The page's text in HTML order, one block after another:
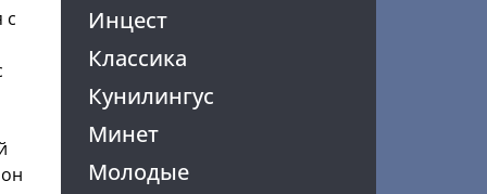
Инцест
Классика
Кунилингус
Минет
Молодые
с